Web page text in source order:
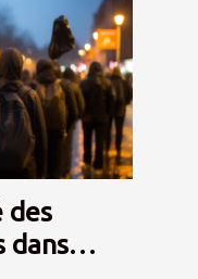
des
dans